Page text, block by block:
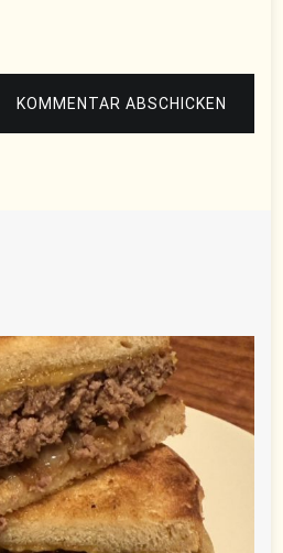
KOMMENTAR ABSCHICKEN